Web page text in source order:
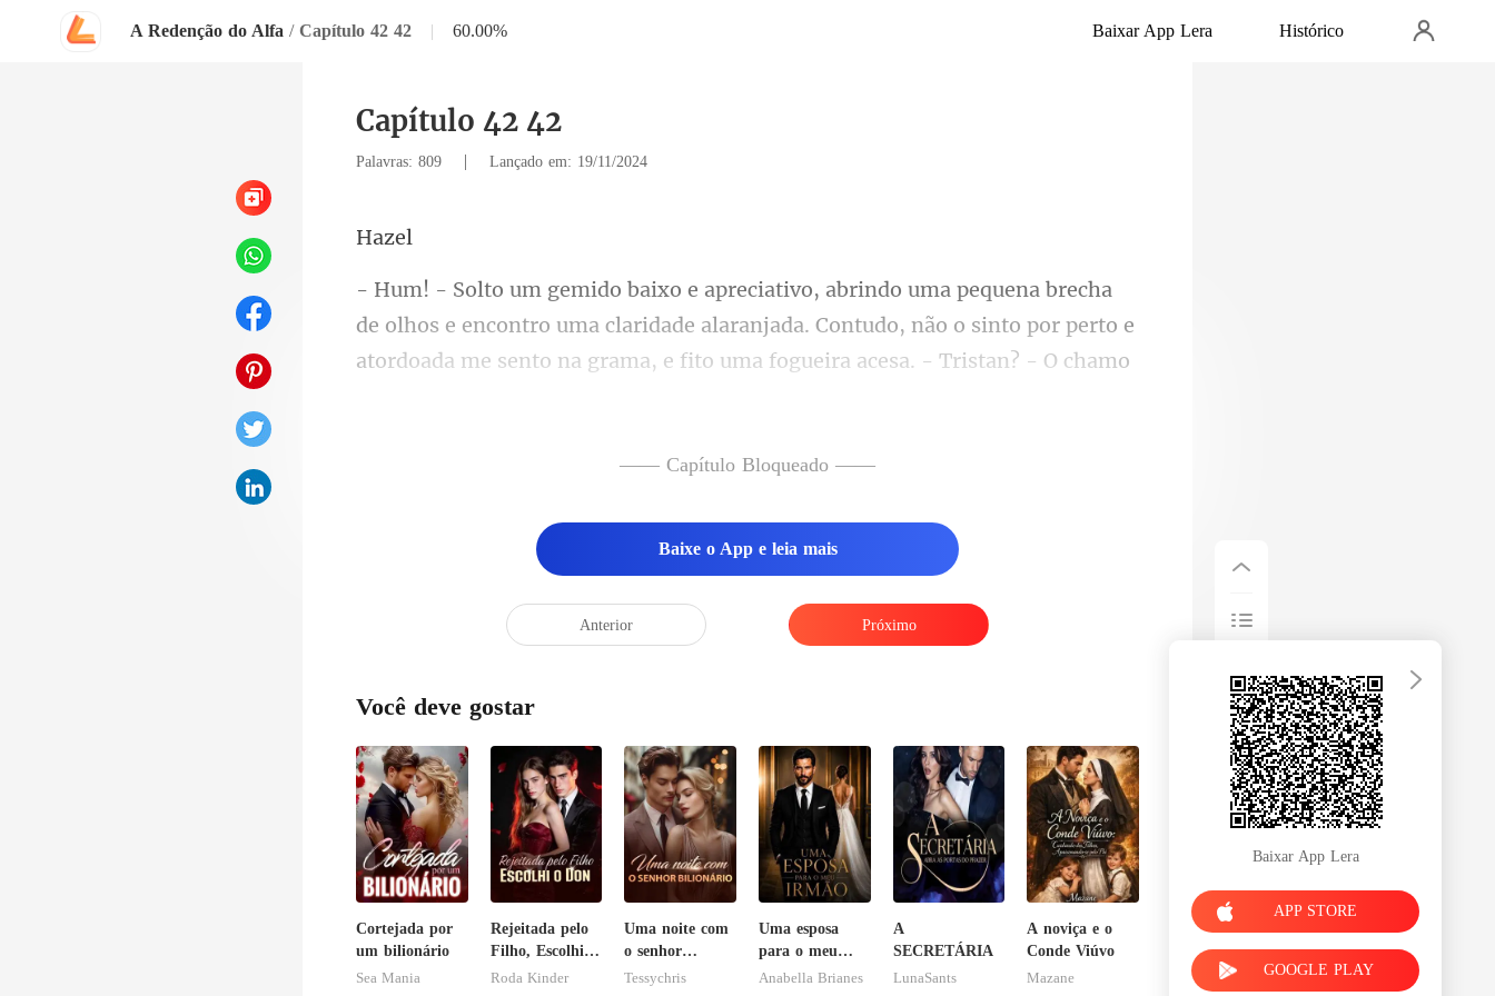
A Redenção do Alfa / Capítulo 42 42 | 60.00% Baixar App Lera Histórico
Capítulo 42 42
Palavras: 809 | Lançado em: 19/11/2024
a
alaranjada. Contudo, não o sinto por perto e
atordoada me sento na grama, e fito uma fogueira acesa. - Tris
—— Capítulo Bloqueado ——
Baixe o App e leia mais
Anterior Próximo
Você deve gostar
Cortejada por
um bilionário
Sea Mania
Rejeitada pelo
Filho, Escolhi o
Don
Roda Kinder
Uma noite com
o senhor
Bilionário
Tessychris
Uma esposa
para o meu
irmão
Anabella Brianes
A
SECRETÁRIA
LunaSants
A noviça e o
Conde Viúvo
Mazane
Baixar App Lera
APP STORE
GOOGLE PLAY